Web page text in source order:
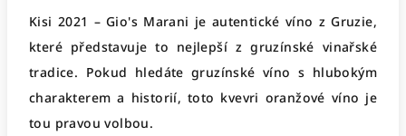
Kisi 2021 – Gio's Marani je autentické víno z Gruzie,
které představuje to nejlepší z gruzínské vinařské
tradice. Pokud hledáte gruzínské víno s hlubokým
charakterem a historií, toto kvevri oranžové víno je
tou pravou volbou.